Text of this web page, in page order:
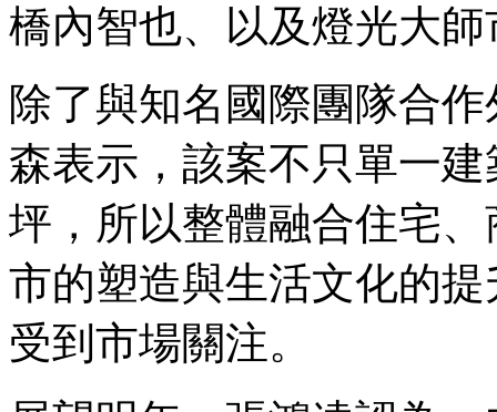
橋內智也、以及燈光大
除了與知名國際團隊合
森表示，該案不只單一
坪，所以整體融合住宅
市的塑造與生活文化的
受到市場關注。